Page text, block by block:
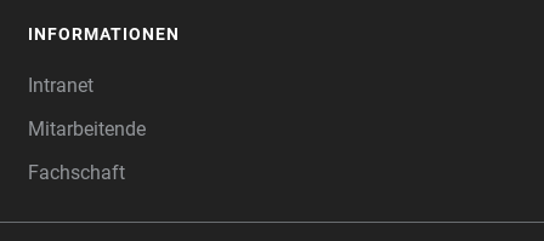
INFORMATIONEN
Intranet
Mitarbeitende
Fachschaft